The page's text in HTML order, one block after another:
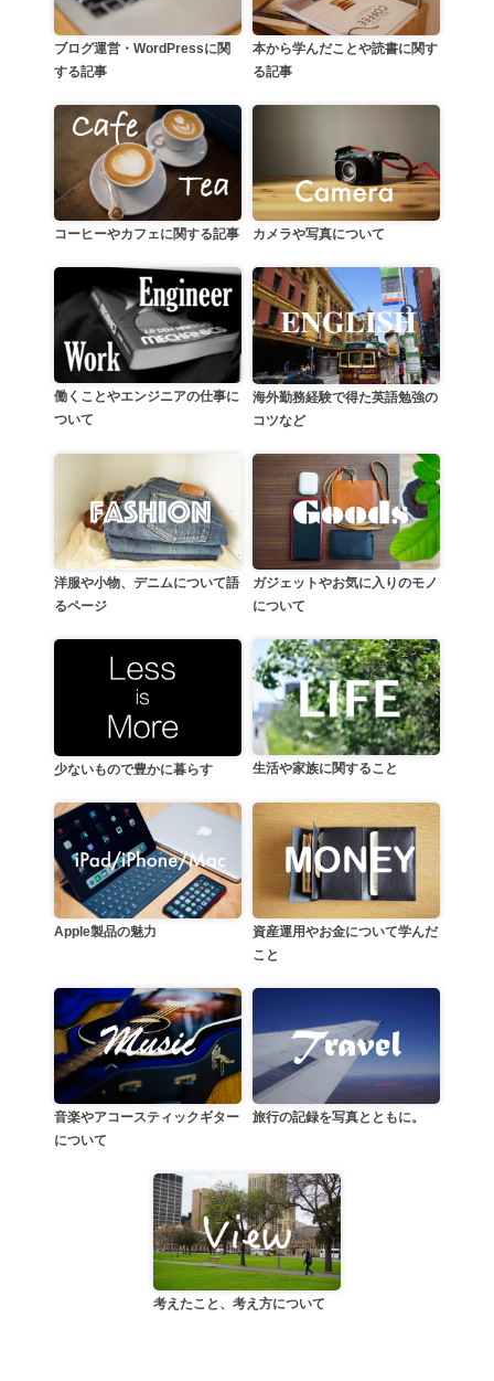
ブログ運営・WordPressに関
する記事
本から学んだことや読書に関す
る記事
コーヒーやカフェに関する記事 カメラや写真について
働くことやエンジニアの仕事に
ついて
海外勤務経験で得た英語勉強の
コツなど
洋服や小物、デニムについて語
るページ
ガジェットやお気に入りのモノ
について
少ないもので豊かに暮らす 生活や家族に関すること
Apple製品の魅力
資産運用やお金について学んだ
こと
音楽やアコースティックギター
について
旅行の記録を写真とともに。
考えたこと、考え方について